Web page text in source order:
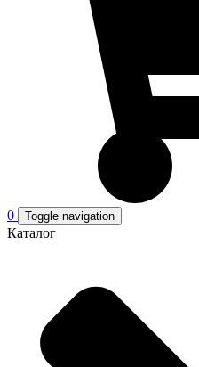
0 Toggle navigation
Каталог